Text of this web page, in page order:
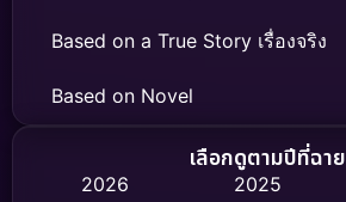
Based on a True Story เรื่องจริง
Based on Novel
Biography ชีวิตจริงเลือกดูตามปีที่ฉาย
2026 2025